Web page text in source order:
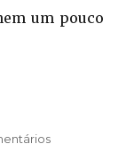
um pouco
em